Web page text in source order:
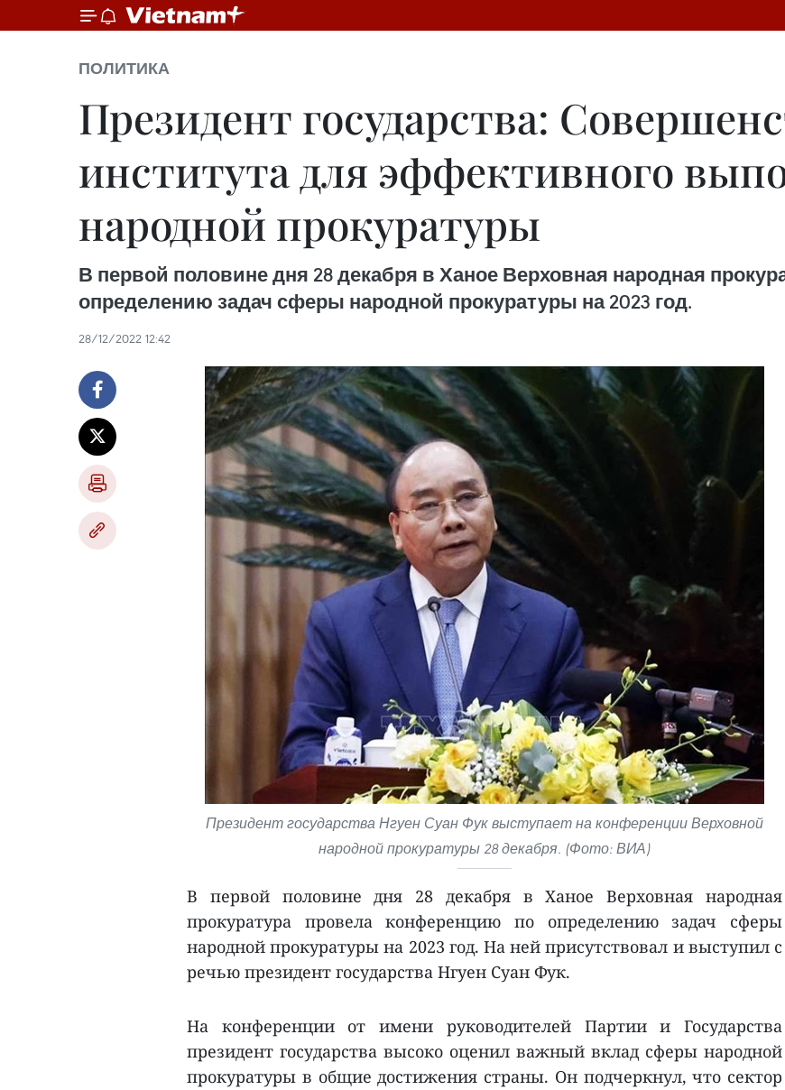
ПОЛИТИКА
Президент государства:
института для эффективного
народной прокуратуры
В первой половине дня 28 декабря в Ханое Верховная народная
определению задач сферы народной прокуратуры на 2023 год.
28/12/2022 12:42
Президент государства Нгуен Суан Фук выступает на конференции Верховной
народной прокуратуры 28 декабря. (Фото: ВИА)
В первой половине дня 28 декабря в Ханое Верховная народная
прокуратура провела конференцию по определению задач сферы
народной прокуратуры на 2023 год. На ней присутствовал и выступил с
речью президент государства Нгуен Суан Фук.
На конференции от имени руководителей Партии и Государства
президент государства высоко оценил важный вклад сферы народной
прокуратуры в общие достижения страны. Он подчеркнул, что сектор